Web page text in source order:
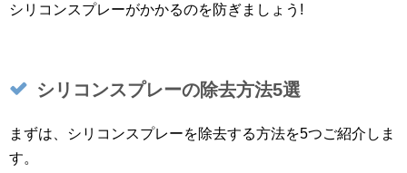
シリコンスプレーがかかるのを防ぎましょう!
シリコンスプレーの除去方法5選
まずは、シリコンスプレーを除去する方法を5つご紹介しま
す。